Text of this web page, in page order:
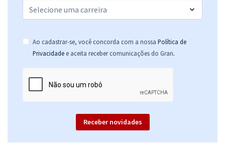
Ao cadastrar-se, você concorda com a nossa Política de
Privacidade e aceita receber comunicações do Gran.
Receber novidades